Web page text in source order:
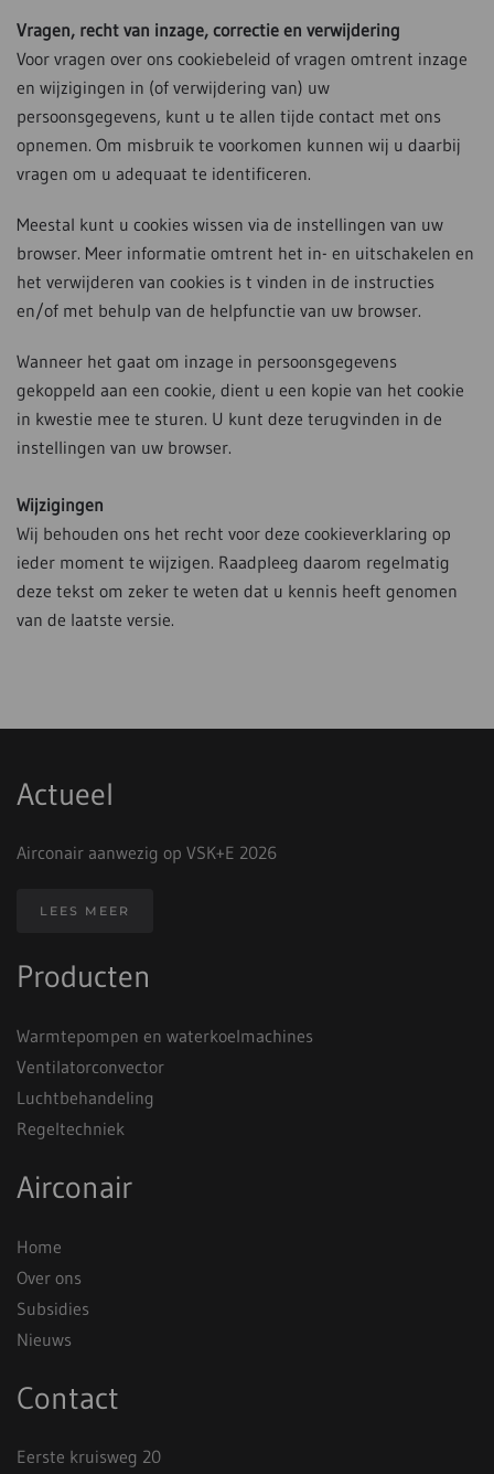
Vragen, recht van inzage, correctie en verwijdering
Voor vragen over ons cookiebeleid of vragen omtrent inzage
en wijzigingen in (of verwijdering van) uw
persoonsgegevens, kunt u te allen tijde contact met ons
opnemen. Om misbruik te voorkomen kunnen wij u daarbij
vragen om u adequaat te identificeren.
Meestal kunt u cookies wissen via de instellingen van uw
browser. Meer informatie omtrent het in- en uitschakelen en
het verwijderen van cookies is t vinden in de instructies
en/of met behulp van de helpfunctie van uw browser.
Wanneer het gaat om inzage in persoonsgegevens
gekoppeld aan een cookie, dient u een kopie van het cookie
in kwestie mee te sturen. U kunt deze terugvinden in de
instellingen van uw browser.
Wijzigingen
Wij behouden ons het recht voor deze cookieverklaring op
ieder moment te wijzigen. Raadpleeg daarom regelmatig
deze tekst om zeker te weten dat u kennis heeft genomen
van de laatste versie.
Actueel
Airconair aanwezig op VSK+E 2026
LEES MEER
Producten
Warmtepompen en waterkoelmachines
Ventilatorconvector
Luchtbehandeling
Regeltechniek
Airconair
Home
Over ons
Subsidies
Nieuws
Contact
Eerste kruisweg 20